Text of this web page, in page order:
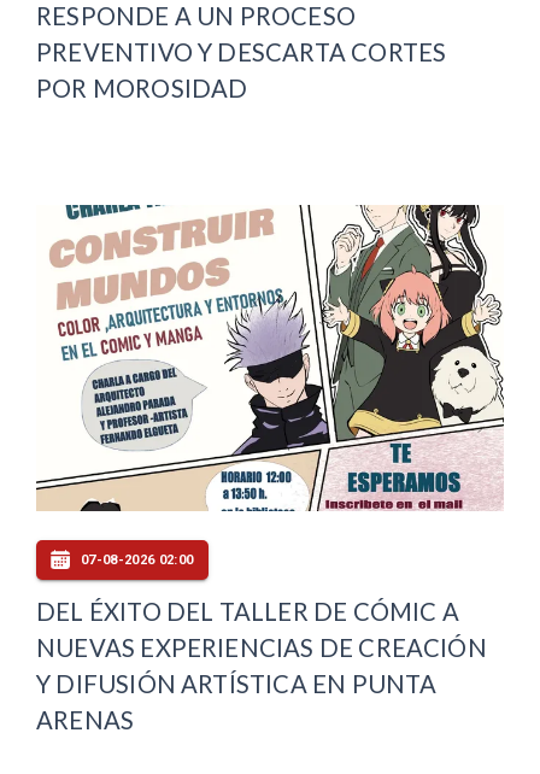
RESPONDE A UN PROCESO
PREVENTIVO Y DESCARTA CORTES
POR MOROSIDAD
07-08-2026 02:00
DEL ÉXITO DEL TALLER DE CÓMIC A
NUEVAS EXPERIENCIAS DE CREACIÓN
Y DIFUSIÓN ARTÍSTICA EN PUNTA
ARENAS